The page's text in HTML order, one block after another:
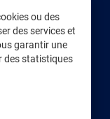
ou des
des services et
garantir une
des statistiques